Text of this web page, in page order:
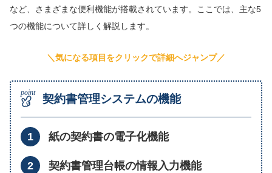
など、さまざまな便利機能が搭載されています。ここでは、主な5
つの機能について詳しく解説します。
＼気になる項目をクリックで詳細へジャンプ／
契約書管理システムの機能
紙の契約書の電子化機能
契約書管理台帳の情報入力機能